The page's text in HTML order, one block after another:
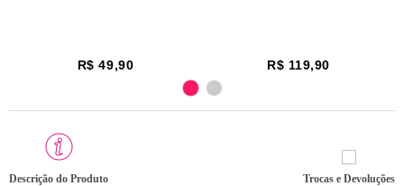
R$ 49,90 R$ 119,90
Descrição do Produto Trocas e Devoluções